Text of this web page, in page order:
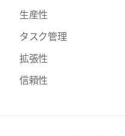
生産性
タスク管理
拡張性
信頼性